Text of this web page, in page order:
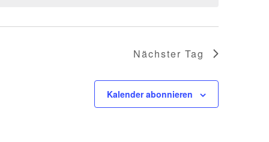
Nächster Tag
Kalender abonnieren